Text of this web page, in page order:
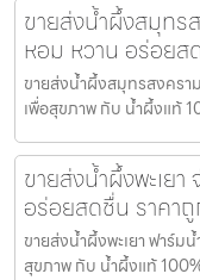
ขายส่งน้ำผึ้งสมุทร
หอม หวาน อร่อยส
ขายส่งน้ำผึ้งสมุทรสงครา
เพื่อสุขภาพ กับ น้ำผึ้งแท้
ขายส่งน้ำผึ้งพะเย
อร่อยสดชื่น ราคา
ขายส่งน้ำผึ้งพะเยา ฟาร์ม
สุขภาพ กับ น้ำผึ้งแท้